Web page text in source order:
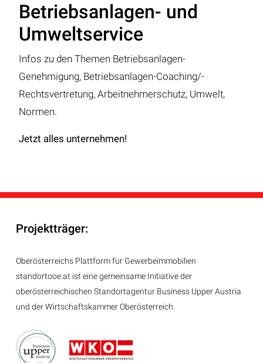
Betriebsanlagen- und
Umweltservice
Infos zu den Themen Betriebsanlagen-
Genehmigung, Betriebsanlagen-Coaching/-
Rechtsvertretung, Arbeitnehmerschutz, Umwelt,
Normen.
Jetzt alles unternehmen!
Projektträger:
Oberösterreichs Plattform für Gewerbeimmobilien
standortooe.at ist eine gemeinsame Initiative der
oberösterreichischen Standortagentur Business Upper Austria
und der Wirtschaftskammer Oberösterreich.